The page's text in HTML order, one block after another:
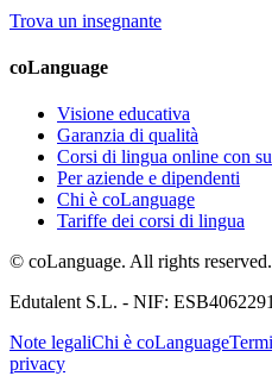
Trova un insegnante
coLanguage
Visione educativa
Garanzia di qualità
Corsi di lingua online con
Per aziende e dipendenti
Chi è coLanguage
Tariffe dei corsi di lingua
© coLanguage. All rights reserved.
Edutalent S.L. - NIF:
Note legaliChi è coLanguage
privacy